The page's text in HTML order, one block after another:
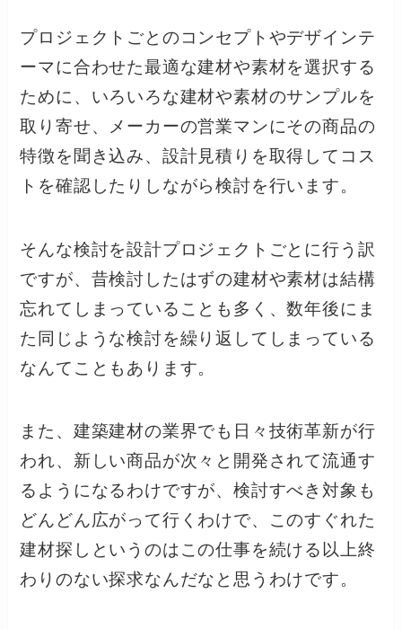
プロジェクトごとのコンセプトやデザインテ
ーマに合わせた最適な建材や素材を選択する
ために、いろいろな建材や素材のサンプルを
取り寄せ、メーカーの営業マンにその商品の
特徴を聞き込み、設計見積りを取得してコス
トを確認したりしながら検討を行います。
そんな検討を設計プロジェクトごとに行う訳
ですが、昔検討したはずの建材や素材は結構
忘れてしまっていることも多く、数年後にま
た同じような検討を繰り返してしまっている
なんてこともあります。
また、建築建材の業界でも日々技術革新が行
われ、新しい商品が次々と開発されて流通す
るようになるわけですが、検討すべき対象も
どんどん広がって行くわけで、このすぐれた
建材探しというのはこの仕事を続ける以上終
わりのない探求なんだなと思うわけです。